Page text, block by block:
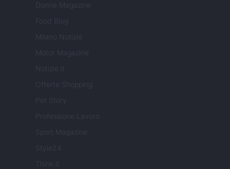
Donne Magazine
Food Blog
Milano Notizie
Motor Magazine
Notizie.it
Offerte Shopping
Professione Lavoro
Sport Magazine
Style24
Think.it